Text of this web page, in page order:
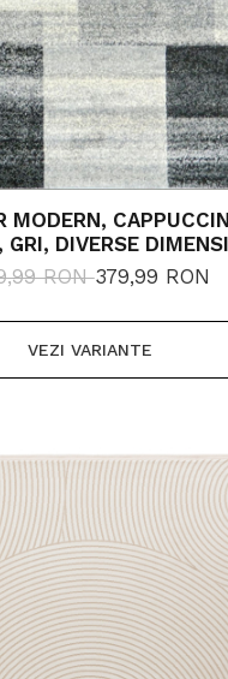
MODERN,
DIVERSE
1700 GR/MP
RON379,99 RON
VEZI VARIANTE